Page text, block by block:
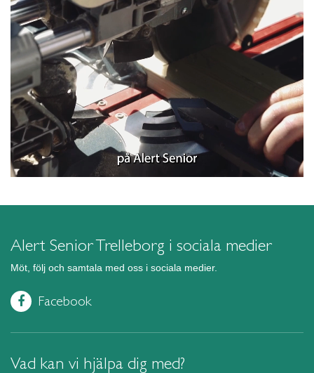
Alert Senior Trelleborg i sociala medier
Möt, följ och samtala med oss i sociala medier.
Facebook
Vad kan vi hjälpa dig med?